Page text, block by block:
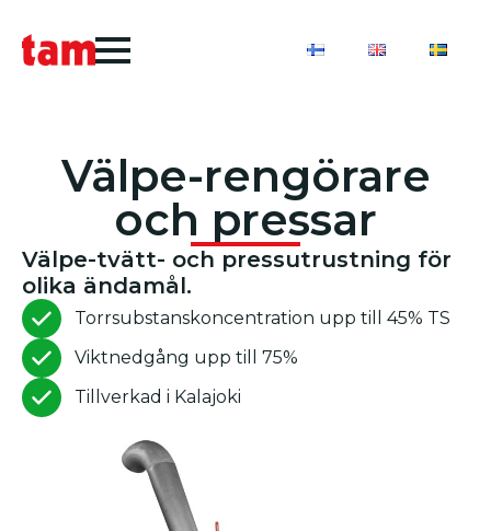
Välpe-rengörare
och pressar
Välpe-tvätt- och pressutrustning för
olika ändamål.
Torrsubstanskoncentration upp till 45% TS
Viktnedgång upp till 75%
Tillverkad i Kalajoki